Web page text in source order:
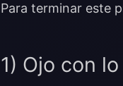
Para terminar este
1) Ojo con